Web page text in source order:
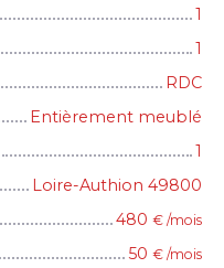
1
1
RDC
Entièrement meublé
1
Loire-Authion 49800
480 € /mois
50 € /mois